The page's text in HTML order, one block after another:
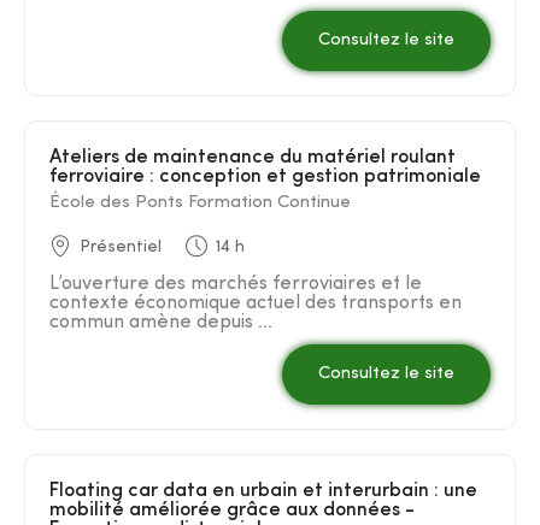
Consultez le site
Ateliers de maintenance du matériel roulant
ferroviaire : conception et gestion patrimoniale
École des Ponts Formation Continue
Présentiel 14 h
L’ouverture des marchés ferroviaires et le
contexte économique actuel des transports en
commun amène depuis ...
Consultez le site
Floating car data en urbain et interurbain : une
mobilité améliorée grâce aux données -